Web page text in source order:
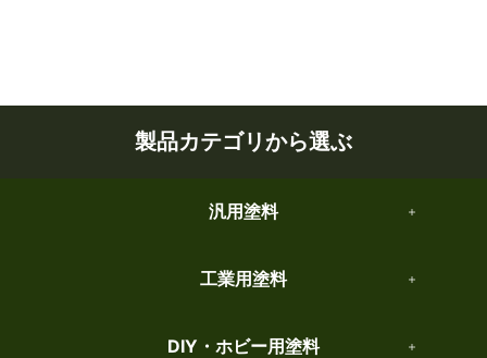
製品カテゴリから選ぶ
汎用塗料
工業用塗料
DIY・ホビー用塗料